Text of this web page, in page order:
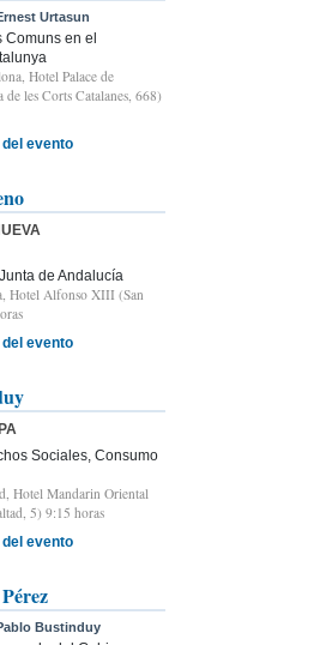
Urtasun
Comuns en el
Hotel Palace de
les Corts Catalanes, 668)
del evento
de Andalucía
Hotel Alfonso XIII (San
del evento
Sociales, Consumo
Hotel Mandarin Oriental
5) 9:15 horas
del evento
Bustinduy